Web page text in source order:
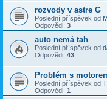
rozvody v astre G
Poslední příspěvek od
Odpovědi: 3
auto nemá tah
Poslední příspěvek od
Odpovědi: 43
Problém s
Poslední příspěvek od
Odpovědi: 1